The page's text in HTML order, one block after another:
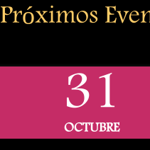
Próximos
31
OCTUBRE